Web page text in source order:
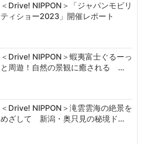
＜Drive! NIPPON＞「ジャパンモビリ
ティショー2023」開催レポート
＜Drive! NIPPON＞蝦夷富士ぐるーっ
と周遊！自然の景観に癒される …
＜Drive! NIPPON＞滝雲雲海の絶景を
めざして 新潟・奥只見の秘境ド…